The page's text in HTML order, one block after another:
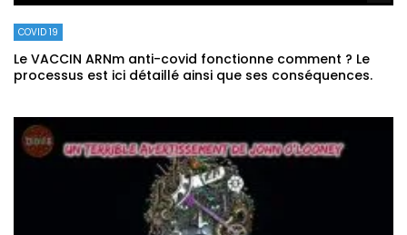
COVID 19
Le VACCIN ARNm anti-covid fonctionne comment ? Le
processus est ici détaillé ainsi que ses conséquences.